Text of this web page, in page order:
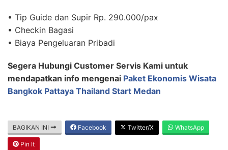
• Tip Guide dan Supir Rp. 290.000/pax
• Checkin Bagasi
• Biaya Pengeluaran Pribadi
Segera Hubungi Customer Servis Kami untuk
mendapatkan info mengenai Paket Ekonomis Wisata
Bangkok Pattaya Thailand Start Medan
BAGIKAN INI Facebook Twitter/X WhatsApp
Pin It